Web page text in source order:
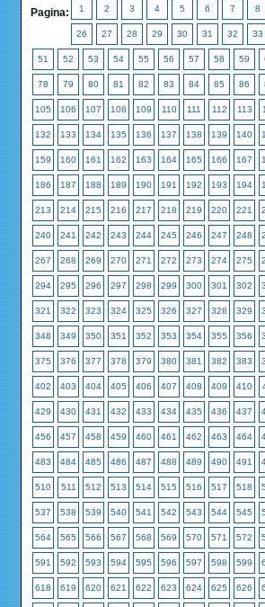
Pagina: 1 2 3 4 5 6 7 8
26 27 28 29 30 31 32 33
51 52 53 54 55 56 57 58 59
78 79 80 81 82 83 84 85 86
105 106 107 108 109 110 111 112 113
132 133 134 135 136 137 138 139 140
159 160 161 162 163 164 165 166 167
186 187 188 189 190 191 192 193 194
213 214 215 216 217 218 219 220 221
240 241 242 243 244 245 246 247 248
267 268 269 270 271 272 273 274 275
294 295 296 297 298 299 300 301 302
321 322 323 324 325 326 327 328 329
348 349 350 351 352 353 354 355 356
375 376 377 378 379 380 381 382 383
402 403 404 405 406 407 408 409 410
429 430 431 432 433 434 435 436 437
456 457 458 459 460 461 462 463 464
483 484 485 486 487 488 489 490 491
510 511 512 513 514 515 516 517 518
537 538 539 540 541 542 543 544 545
564 565 566 567 568 569 570 571 572
591 592 593 594 595 596 597 598 599
618 619 620 621 622 623 624 625 626